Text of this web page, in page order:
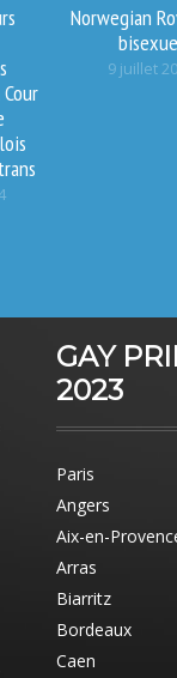
Norwegian
9 juillet
GAY
2023
Paris
Angers
Aix-en-
Arras
Biarritz
Bordeaux
Caen